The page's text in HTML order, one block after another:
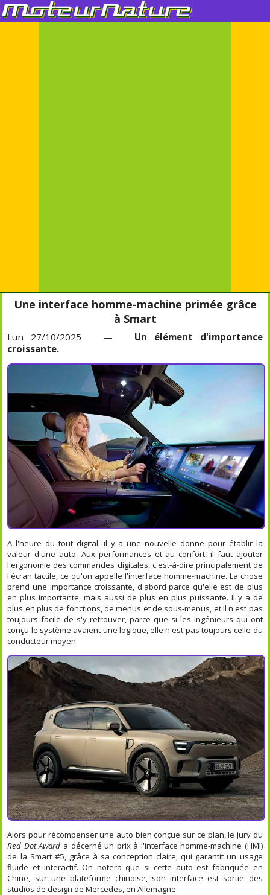
Une interface homme-machine primée grâce
à Smart
Lun 27/10/2025 — Un élément d'importance
croissante.
A l'heure du tout digital, il y a une nouvelle donne pour établir la
valeur d'une auto. Aux performances et au confort, il faut ajouter
l'ergonomie des commandes digitales, c'est-à-dire principalement de
l'écran tactile, ce qu'on appelle l'interface homme-machine. La chose
prend une importance croissante, d'abord parce qu'elle est de plus
en plus importante, mais aussi de plus en plus puissante. Il y a de
plus en plus de fonctions, de menus et de sous-menus, et il n'est pas
toujours facile de s'y retrouver, parce que si les ingénieurs qui ont
conçu le système avaient une logique, elle n'est pas toujours celle du
conducteur moyen.
Alors pour récompenser une auto bien conçue sur ce plan, le jury du
Red Dot Award a décerné un prix à l'interface homme-machine (HMI)
de la Smart #5, grâce à sa conception claire, qui garantit un usage
fluide et interactif. On notera que si cette auto est fabriquée en
Chine, sur une plateforme chinoise, son interface est sortie des
studios de design de Mercedes, en Allemagne.